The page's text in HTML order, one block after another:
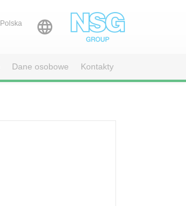
Polska 
Dane osobowe Kontakty